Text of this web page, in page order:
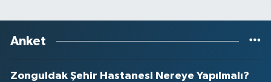
Anket
Zonguldak Şehir Hastanesi Nereye Yapılmalı?